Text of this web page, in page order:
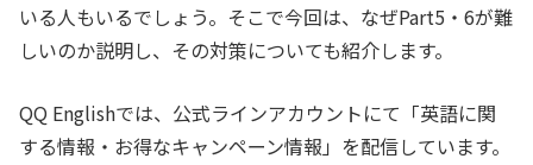
いる人もいるでしょう。そこで今回は、なぜPart5・6が難
しいのか説明し、その対策についても紹介します。
QQ Englishでは、公式ラインアカウントにて「英語に関
する情報・お得なキャンペーン情報」を配信しています。